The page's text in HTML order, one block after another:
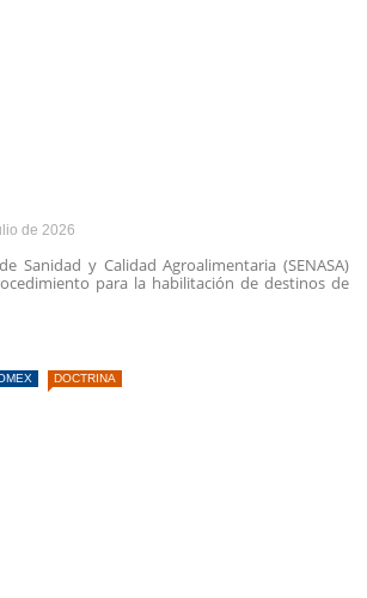
de 2026
Sanidad y Calidad Agroalimentaria (SENASA)
para la habilitación de destinos de
DOCTRINA